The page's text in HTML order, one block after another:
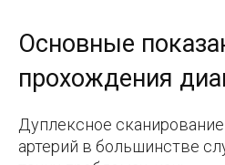
Основные
прохождения
Дуплексное
артерий в большинстве